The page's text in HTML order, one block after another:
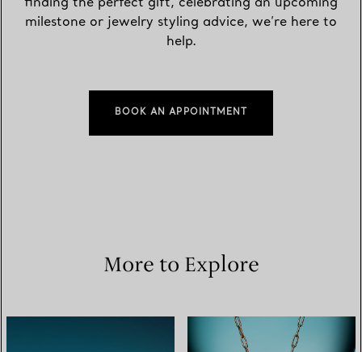
finding the perfect gift, celebrating an upcoming
milestone or jewelry styling advice, we’re here to
help.
BOOK AN APPOINTMENT
More to Explore